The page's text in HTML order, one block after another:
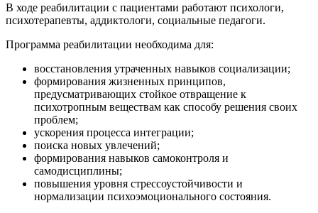
В ходе реабилитации с пациентами работают психологи,
психотерапевты, аддиктологи, социальные педагоги.
Программа реабилитации необходима для:
восстановления утраченных навыков социализации;
формирования жизненных принципов,
предусматривающих стойкое отвращение к
психотропным веществам как способу решения своих
проблем;
ускорения процесса интеграции;
поиска новых увлечений;
формирования навыков самоконтроля и
самодисциплины;
повышения уровня стрессоустойчивости и
нормализации психоэмоционального состояния.